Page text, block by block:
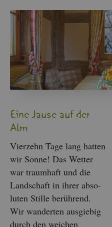
Eine Jause auf der
Alm
Vier­zehn Tage lang hat­ten
wir Sonne! Das Wet­ter
war traum­haft und die
Land­schaft in ihrer ab­so­
lu­ten Stil­le be­rüh­rend.
Wir wan­der­ten aus­gie­big
durch den wei­chen